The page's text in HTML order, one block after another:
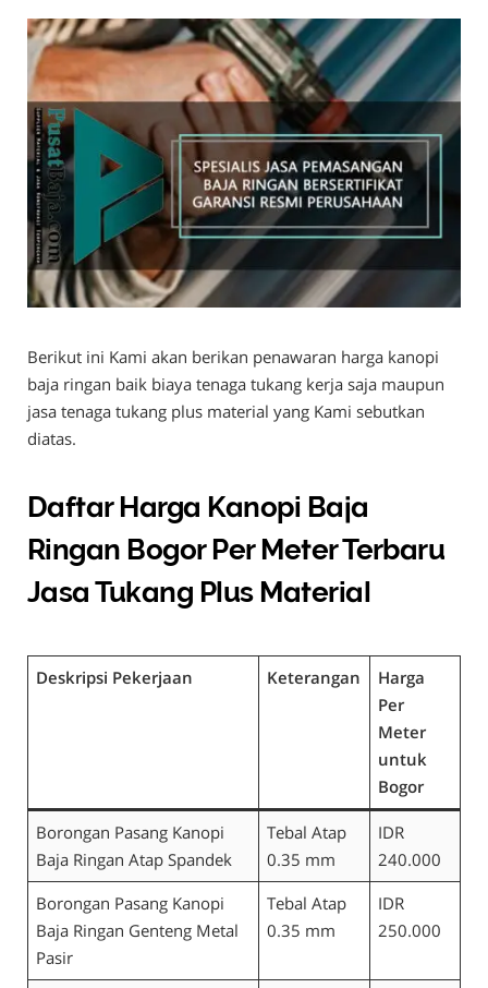
Berikut ini Kami akan berikan penawaran harga kanopi
baja ringan baik biaya tenaga tukang kerja saja maupun
jasa tenaga tukang plus material yang Kami sebutkan
diatas.
Daftar Harga Kanopi Baja
Ringan Bogor Per Meter Terbaru
Jasa Tukang Plus Material
Deskripsi Pekerjaan Keterangan
Harga
Per
Meter
untuk
Bogor
Borongan Pasang Kanopi
Baja Ringan Atap Spandek
Tebal Atap
0.35 mm
IDR
240.000
Borongan Pasang Kanopi
Baja Ringan Genteng Metal
Pasir
Tebal Atap
0.35 mm
IDR
250.000